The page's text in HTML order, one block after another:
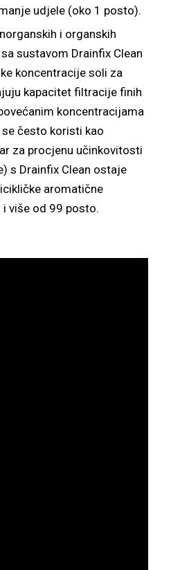
udjele (oko 1 posto).
i organskih
sustavom Drainfix Clean
koncentracije soli za
kapacitet filtracije finih
koncentracijama
često koristi kao
za procjenu učinkovitosti
s Drainfix Clean ostaje
aromatične
i više od 99 posto.